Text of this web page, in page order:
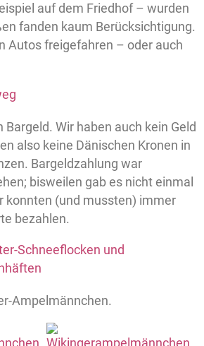
auf dem Friedhof – wurden
fanden kaum Berücksichtigung.
Autos freigefahren – oder auch
Wir haben auch kein Geld
also keine Dänischen Kronen in
Bargeldzahlung war
bisweilen gab es nicht einmal
konnten (und mussten) immer
bezahlen.
Ampelmännchen.